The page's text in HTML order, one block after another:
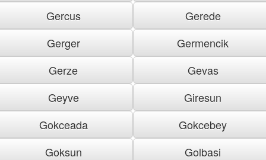
Gercus
Gerede
Gerger
Germencik
Gerze
Gevas
Geyve
Giresun
Gokceada
Gokcebey
Goksun
Golbasi